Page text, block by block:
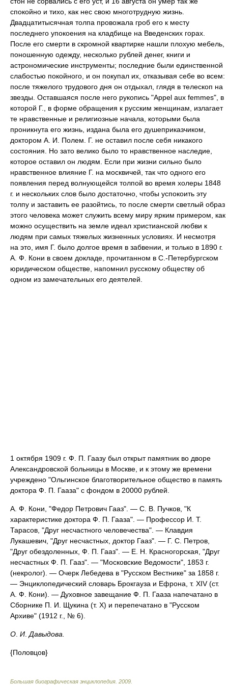
спокойно и тихо, как нес свою многотрудную жизнь.
Двадцатитысячная толпа провожала гроб его к месту
последнего упокоения на кладбище на Введенских горах.
После его смерти в скромной квартирке нашли плохую мебель,
поношенную одежду, несколько рублей денег, книги и
астрономические инструменты; последние были единственной
слабостью покойного, и он покупал их, отказывая себе во всем:
после тяжелого трудового дня он отдыхал, глядя в телескоп на
звезды. Оставшаяся после него рукопись "Appel aux femmes", в
которой Г., в форме обращения к русским женщинам, излагает
те нравственные и религиозные начала, которыми была
проникнута его жизнь, издана была его душеприказчиком,
доктором А. И. Полем. Г. не оставил после себя никакого
состояния. Но зато велико было то нравственное наследие,
которое оставил он людям. Если при жизни сильно было
нравственное влияние Г. на москвичей, так что одного его
появления перед волнующейся толпой во время холеры 1848
г. и нескольких слов было достаточно, чтобы успокоить эту
толпу и заставить ее разойтись, то после смерти светлый образ
этого человека может служить всему миру ярким примером, как
можно осуществить на земле идеал христианской любви к
людям при самых тяжелых жизненных условиях. И несмотря
на это, имя Г. было долгое время в забвении, и только в 1890 г.
А. Ф. Кони в своем докладе, прочитанном в С.-Петербургском
юридическом обществе, напомнил русскому обществу об
одном из замечательных его деятелей.
1 октября 1909 г. Ф. П. Гаазу был открыт памятник во дворе
Александровской больницы в Москве, и к этому же времени
учреждено "Ольгинское благотворительное общество в память
доктора Ф. П. Гааза" с фондом в 20000 рублей.
А. Ф. Кони, "Федор Петрович Гааз". — С. В. Пучков, "К
характеристике доктора Ф. П. Гааза". — Профессор И. Т.
Тарасов, "Друг несчастного человечества". — Клавдия
Лукашевич, "Друг несчастных, доктор Гааз". — Г. С. Петров,
"Друг обездоленных, Ф. П. Гааз". — Е. Н. Красногорская, "Друг
несчастных Ф. П. Гааз". — "Московские Ведомости", 1853 г.
(некролог). — Очерк Лебедева в "Русском Вестнике" за 1858 г.
— Энциклопедический словарь Брокгауза и Ефрона, т. XIV (ст.
А. Ф. Кони). — Духовное завещание Ф. П. Гааза напечатано в
Сборнике П. И. Щукина (т. X) и перепечатано в "Русском
Архиве" (1912 г., № 6).
О И Давыдова.
{Половцов}
Большая биографическая энциклопедия 2009